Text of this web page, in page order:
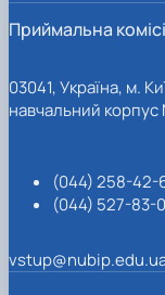
Приймальна
03041, Україна, м.
навчальний
(044) 258-42-
(044) 527-83-